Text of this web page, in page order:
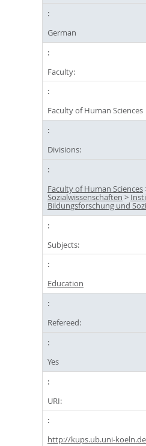
German
Faculty:
Faculty of Human Sciences
Divisions:
Faculty of Human Sciences
Sozialwissenschaften >
Bildungsforschung und
Subjects:
Education
Refereed:
Yes
URI:
http://kups.ub.uni-